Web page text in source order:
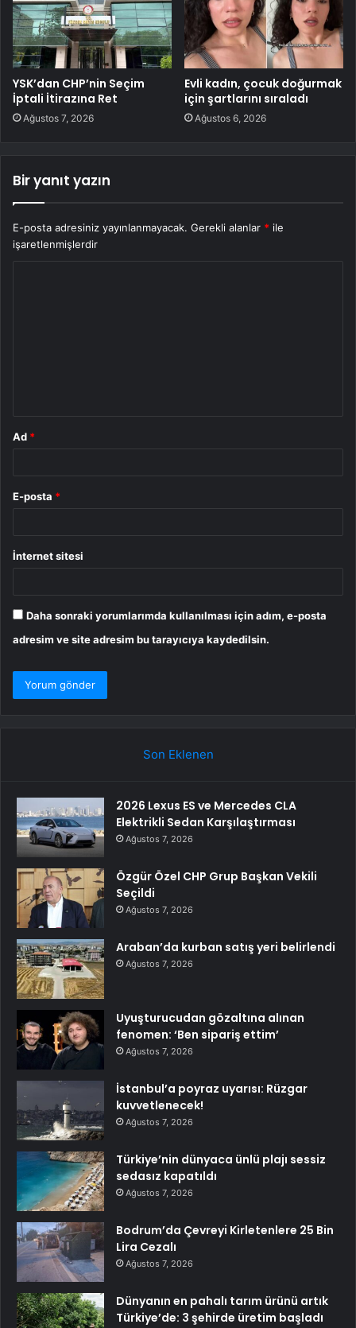
YSK’dan CHP’nin Seçim
İptali İtirazına Ret
Ağustos 7, 2026
Evli kadın, çocuk doğurmak
için şartlarını sıraladı
Ağustos 6, 2026
Bir yanıt yazın
E-posta adresiniz yayınlanmayacak. Gerekli alanlar * ile
işaretlenmişlerdir
Ad *
E-posta *
İnternet sitesi
Daha sonraki yorumlarımda kullanılması için adım, e-posta
adresim ve site adresim bu tarayıcıya kaydedilsin.
Son Eklenen
2026 Lexus ES ve Mercedes CLA
Elektrikli Sedan Karşılaştırması
Ağustos 7, 2026
Özgür Özel CHP Grup Başkan Vekili
Seçildi
Ağustos 7, 2026
Araban’da kurban satış yeri belirlendi
Ağustos 7, 2026
Uyuşturucudan gözaltına alınan
fenomen: ‘Ben sipariş ettim’
Ağustos 7, 2026
İstanbul’a poyraz uyarısı: Rüzgar
kuvvetlenecek!
Ağustos 7, 2026
Türkiye’nin dünyaca ünlü plajı sessiz
sedasız kapatıldı
Ağustos 7, 2026
Bodrum’da Çevreyi Kirletenlere 25 Bin
Lira Cezalı
Ağustos 7, 2026
Dünyanın en pahalı tarım ürünü artık
Türkiye’de: 3 şehirde üretim başladı